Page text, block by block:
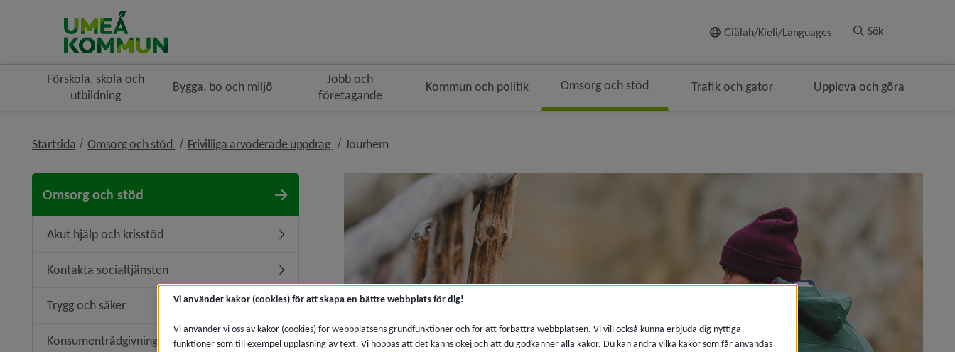
Giälah/Kieli/Languages Sök
Förskola, skola och
utbildning
Bygga, bo och miljö
Jobb och
företagande
Kommun och politik Omsorg och stöd Trafik och gator Uppleva och göra
Startsida Omsorg och stöd nivå i brödsmulenavigeringen
Frivilliga arvoderade uppdrag nivå i brödsmulenavigeringen
Jourhemnivå i brödsmulenavigeringen
Omsorg och stöd
Akut hjälp och krisstöd Undermeny för Akut hjälp och krisstöd
Kontakta socialtjänsten Undermeny för Kontakta socialtjänsten
Trygg och säker
Konsumentrådgivning Undermeny för Konsumentrådgivning
Vi använder kakor (cookies) för att skapa en bättre webbplats för dig!
Vi använder vi oss av kakor (cookies) för webbplatsens grundfunktioner och för att förbättra webbplatsen. Vi vill också kunna erbjuda dig nyttiga
funktioner som till exempel uppläsning av text. Vi hoppas att det känns okej och att du godkänner alla kakor. Du kan ändra vilka kakor som får användas